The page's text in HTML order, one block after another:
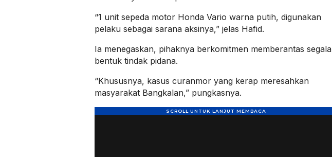
“1 unit sepeda motor Honda Vario warna putih, digunakan
pelaku sebagai sarana aksinya,” jelas Hafid.
Ia menegaskan, pihaknya berkomitmen memberantas segala
bentuk tindak pidana.
“Khususnya, kasus curanmor yang kerap meresahkan
masyarakat Bangkalan,” pungkasnya.